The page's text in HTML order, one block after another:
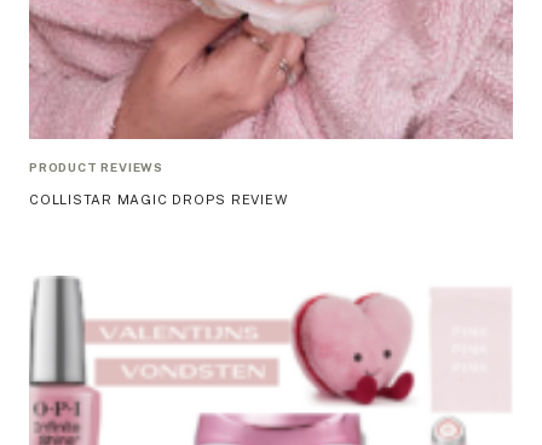
PRODUCT REVIEWS
COLLISTAR MAGIC DROPS REVIEW